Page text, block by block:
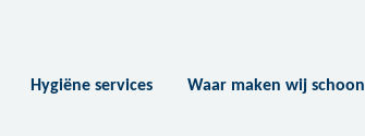
Hygiëne services Waar maken wij schoon